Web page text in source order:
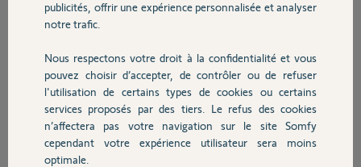
Domotique
Chauffage
Autres produits
Participer au fil de discussion
Pas bonjour,
Le voyant orange indique qu'un scénario est sur Off (Agenda et/ou
Smart) vérifiez...!
Vérifiez également que le (s) scénario (s) agenda ne soit (ent) pas à terme
de validité.
publicités, offrir une expérience personnalisée et analyser
notre trafic.
Nous respectons votre droit à la confidentialité et vous
pouvez choisir d’accepter, de contrôler ou de refuser
l'utilisation de certains types de cookies ou certains
services proposés par des tiers. Le refus des cookies
n’affectera pas votre navigation sur le site Somfy
cependant votre expérience utilisateur sera moins
optimale.